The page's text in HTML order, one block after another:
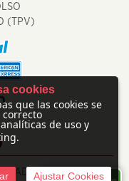
(TPV)
cookies
que las cookies se
de uso y
Ajustar Cookies